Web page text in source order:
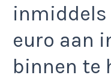
inmiddels
euro aan
binnen te